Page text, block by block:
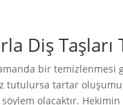
Diş
bir
tutulursa tartar
olacaktır.